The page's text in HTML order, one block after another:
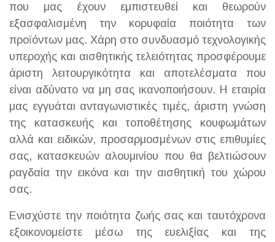
που μας έχουν εμπιστευθεί και θεωρούν
εξασφαλισμένη την κορυφαία ποιότητα των
προϊόντων μας. Χάρη στο συνδυασμό τεχνολογικής
υπεροχής και αισθητικής τελειότητας προσφέρουμε
άριστη λειτουργικότητα και αποτελέσματα που
είναι αδύνατο να μη σας ικανοποιήσουν. Η εταιρία
μας εγγυάται ανταγωνιστικές τιμές, άριστη γνώση
της κατασκευής και τοποθέτησης κουφωμάτων
αλλά και ειδικών, προσαρμοσμένων στις επιθυμίες
σας, κατασκευών αλουμινίου που θα βελτιώσουν
ραγδαία την εικόνα και την αισθητική του χώρου
σας.
Ενισχύστε την ποιότητα ζωής σας και ταυτόχρονα
εξοικονομείστε μέσω της ευελιξίας και της